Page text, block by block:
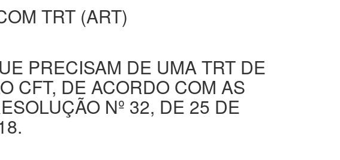
TRT (ART)
PRECISAM DE UMA TRT DE
CFT, DE ACORDO COM AS
Nº 32, DE 25 DE